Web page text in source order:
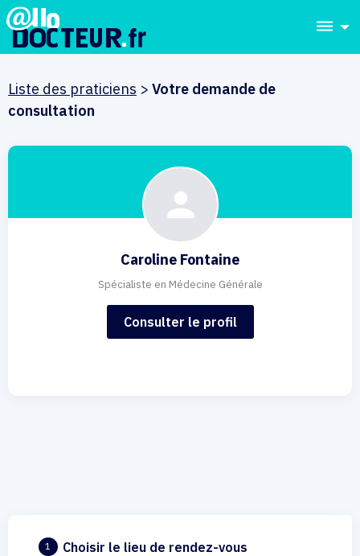
dehaze
Liste des praticiens > Votre demande de
consultation
Caroline Fontaine
Spécialiste en Médecine Générale
Consulter le profil
1 Choisir le lieu de rendez-vous